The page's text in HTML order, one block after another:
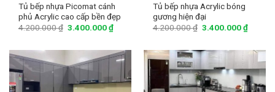
Tủ bếp nhựa Picomat cánh
phủ Acrylic cao cấp bền đẹp
4.200.000₫ 3.400.000₫
Tủ bếp nhựa Acrylic bóng
gương hiện đại
4.200.000₫ 3.400.000₫